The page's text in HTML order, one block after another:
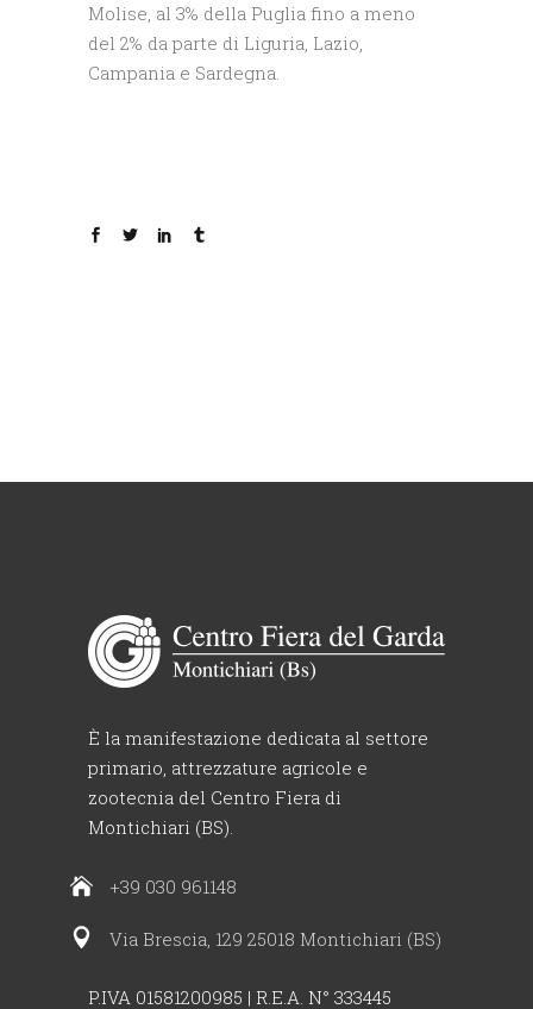
Molise, al 3% della Puglia fino a meno
del 2% da parte di Liguria, Lazio,
Campania e Sardegna.
È la manifestazione dedicata al settore
primario, attrezzature agricole e
zootecnia del Centro Fiera di
Montichiari (BS).
+39 030 961148
Via Brescia, 129 25018 Montichiari (BS)
P.IVA 01581200985 | R.E.A. N° 333445